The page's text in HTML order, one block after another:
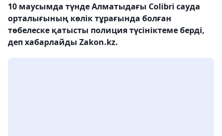
10 маусымда түнде Алматыдағы Colibri сауда
орталығының көлік тұрағында болған
төбелеске қатысты полиция түсініктеме берді,
деп хабарлайды Zakon.kz.